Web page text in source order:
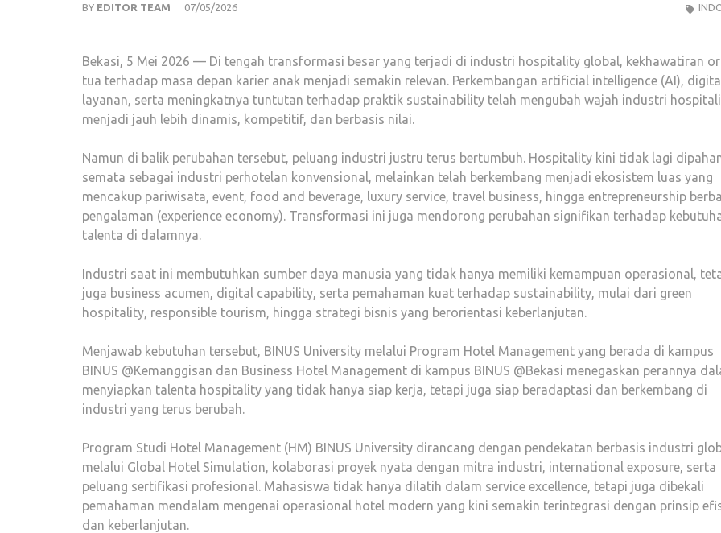
BY EDITOR TEAM 07/05/2026
Bekasi, 5 Mei 2026 — Di tengah transformasi besar yang terjadi di industri hospitality global, kekhawatiran
tua terhadap masa depan karier anak menjadi semakin relevan. Perkembangan artificial intelligence (AI),
layanan, serta meningkatnya tuntutan terhadap praktik sustainability telah mengubah wajah industri
menjadi jauh lebih dinamis, kompetitif, dan berbasis nilai.
Namun di balik perubahan tersebut, peluang industri justru terus bertumbuh. Hospitality kini tidak lagi
semata sebagai industri perhotelan konvensional, melainkan telah berkembang menjadi ekosistem luas yang
mencakup pariwisata, event, food and beverage, luxury service, travel business, hingga entrepreneurship
pengalaman (experience economy). Transformasi ini juga mendorong perubahan signifikan terhadap
talenta di dalamnya.
Industri saat ini membutuhkan sumber daya manusia yang tidak hanya memiliki kemampuan operasional,
juga business acumen, digital capability, serta pemahaman kuat terhadap sustainability, mulai dari green
hospitality, responsible tourism, hingga strategi bisnis yang berorientasi keberlanjutan.
Menjawab kebutuhan tersebut, BINUS University melalui Program Hotel Management yang berada di kampus
BINUS @Kemanggisan dan Business Hotel Management di kampus BINUS @Bekasi menegaskan perannya
menyiapkan talenta hospitality yang tidak hanya siap kerja, tetapi juga siap beradaptasi dan berkembang di
industri yang terus berubah.
Program Studi Hotel Management (HM) BINUS University dirancang dengan pendekatan berbasis industri
melalui Global Hotel Simulation, kolaborasi proyek nyata dengan mitra industri, international exposure, serta
peluang sertifikasi profesional. Mahasiswa tidak hanya dilatih dalam service excellence, tetapi juga dibekali
pemahaman mendalam mengenai operasional hotel modern yang kini semakin terintegrasi dengan prinsip
dan keberlanjutan.